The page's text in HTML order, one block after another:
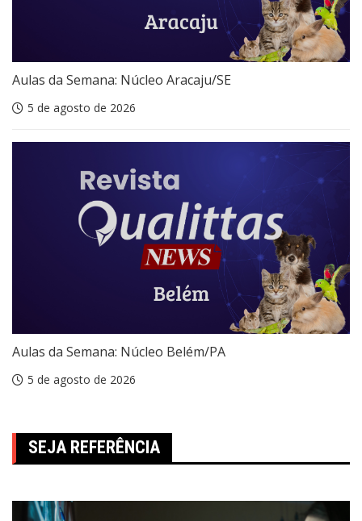
Aulas da Semana: Núcleo Aracaju/SE
5 de agosto de 2026
Aulas da Semana: Núcleo Belém/PA
5 de agosto de 2026
SEJA REFERÊNCIA